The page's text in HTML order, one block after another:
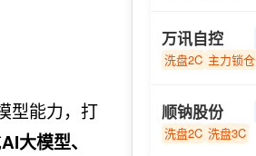
型能力，打
AI大模型、
万讯自控
洗盘2C 主力锁仓
顺钠股份
洗盘2C 洗盘3C